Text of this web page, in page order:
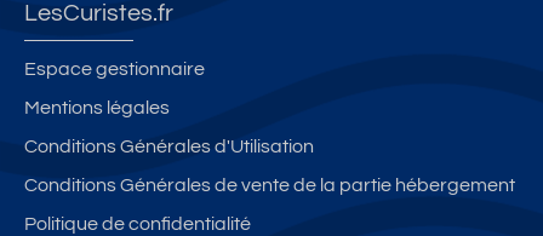
LesCuristes.fr
Espace gestionnaire
Mentions légales
Conditions Générales d'Utilisation
Conditions Générales de vente de la partie hébergement
Politique de confidentialité